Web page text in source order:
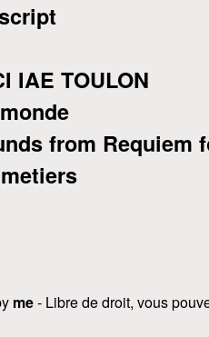
IAE TOULON
from Requiem
me- Libre de droit, vous